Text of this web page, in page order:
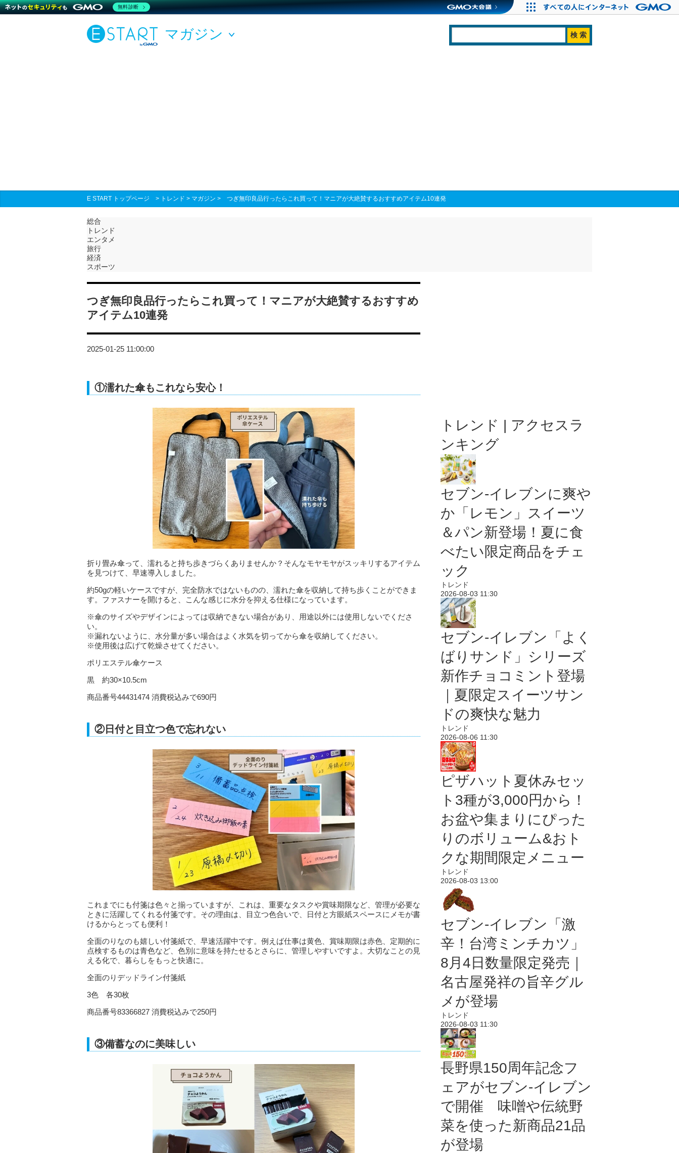
マガジン
E START トップページ > トレンド > マガジン > つぎ無印良品行ったらこれ買って！マニアが大絶賛するおすすめアイテム10連発
総合
トレンド
エンタメ
旅行
経済
スポーツ
つぎ無印良品行ったらこれ買って！マニアが大絶賛するおすすめ
アイテム10連発
2025-01-25 11:00:00
①濡れた傘もこれなら安心！
折り畳み傘って、濡れると持ち歩きづらくありませんか？そんなモヤモヤがスッキリするアイテム
を見つけて、早速導入しました。
約50gの軽いケースですが、完全防水ではないものの、濡れた傘を収納して持ち歩くことができま
す。ファスナーを開けると、こんな感じに水分を抑える仕様になっています。
※傘のサイズやデザインによっては収納できない場合があり、用途以外には使用しないでくださ
い。
※漏れないように、水分量が多い場合はよく水気を切ってから傘を収納してください。
※使用後は広げて乾燥させてください。
ポリエステル傘ケース
黒 約30×10.5cm
商品番号44431474 消費税込みで690円
②日付と目立つ色で忘れない
これまでにも付箋は色々と揃っていますが、これは、重要なタスクや賞味期限など、管理が必要な
ときに活躍してくれる付箋です。その理由は、目立つ色合いで、日付と方眼紙スペースにメモが書
けるからとっても便利！
全面のりなのも嬉しい付箋紙で、早速活躍中です。例えば仕事は黄色、賞味期限は赤色、定期的に
点検するものは青色など、色別に意味を持たせるとさらに、管理しやすいですよ。大切なことの見
える化で、暮らしをもっと快適に。
全面のりデッドライン付箋紙
3色 各30枚
商品番号83366827 消費税込みで250円
③備蓄なのに美味しい
トレンド | アクセスラ
ンキング
セブン‐イレブンに爽や
か「レモン」スイーツ
＆パン新登場！夏に食
べたい限定商品をチェ
ック
トレンド
2026-08-03 11:30
セブン‐イレブン「よく
ばりサンド」シリーズ
新作チョコミント登場
｜夏限定スイーツサン
ドの爽快な魅力
トレンド
2026-08-06 11:30
ピザハット夏休みセッ
ト3種が3,000円から！
お盆や集まりにぴった
りのボリューム&おト
クな期間限定メニュー
トレンド
2026-08-03 13:00
セブン-イレブン「激
辛！台湾ミンチカツ」
8月4日数量限定発売｜
名古屋発祥の旨辛グル
メが登場
トレンド
2026-08-03 11:30
長野県150周年記念フ
ェアがセブン-イレブン
で開催 味噌や伝統野
菜を使った新商品21品
が登場
無料診断